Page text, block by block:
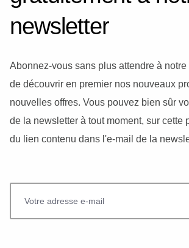
newsletter
Abonnez-vous sans plus attendre à
de découvrir en premier nos nouveaux
nouvelles offres. Vous pouvez bien sûr
de la newsletter à tout moment, sur cette
du lien contenu dans l'e-mail de la